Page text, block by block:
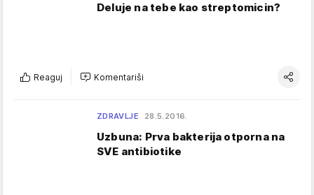
Deluje na tebe kao streptomicin?
Reaguj Komentariši
ZDRAVLJE 28.5.2016.
Uzbuna: Prva bakterija otporna na
SVE antibiotike